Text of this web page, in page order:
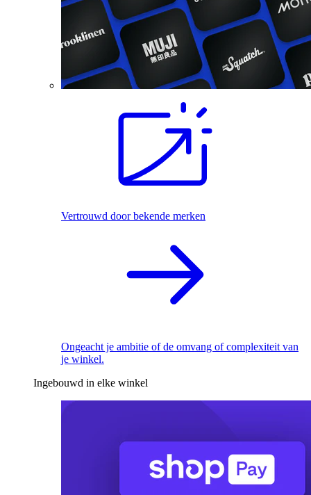
Vertrouwd door bekende merken
Ongeacht je ambitie of de omvang of complexiteit van
je winkel.
Ingebouwd in elke winkel